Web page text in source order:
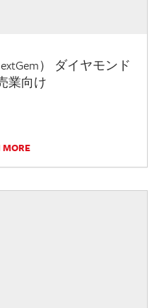
） ダイヤモンド
業向け
MORE